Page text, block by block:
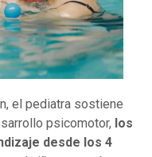
el pediatra sostiene
psicomotor, los
desde los 4